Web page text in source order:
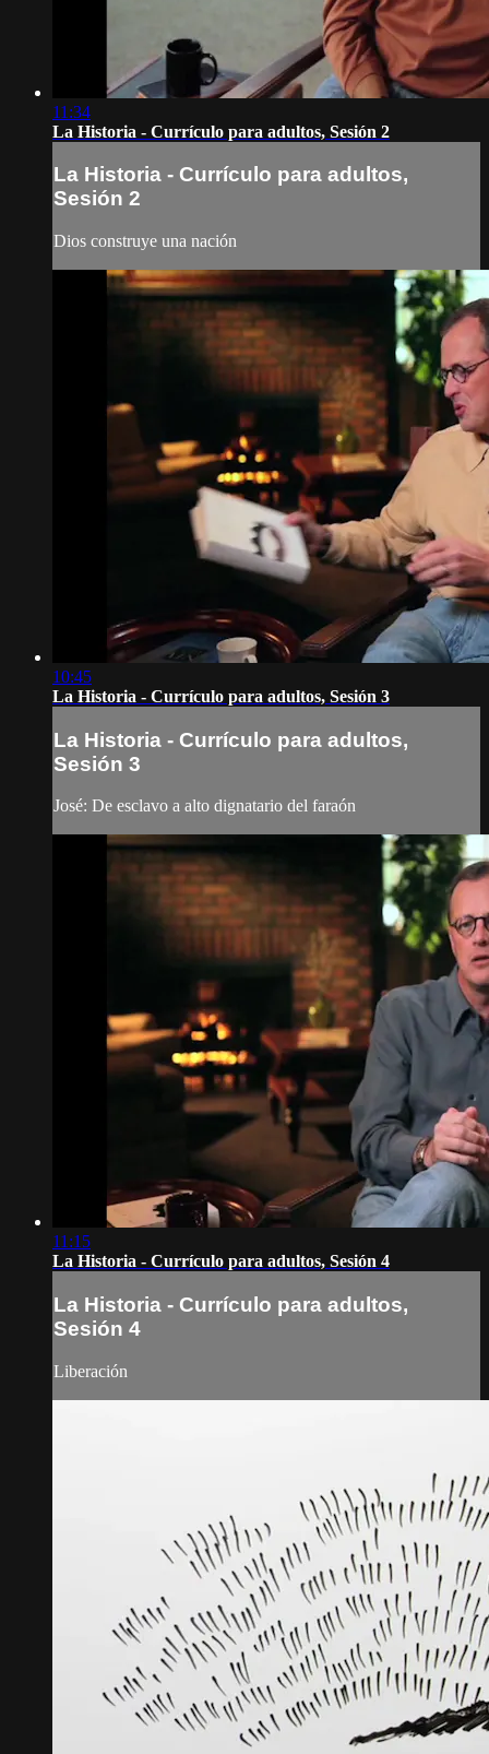
11:34
La Historia - Currículo para adultos, Sesión 2
La Historia - Currículo para adultos,
Sesión 2
Dios construye una nación
10:45
La Historia - Currículo para adultos, Sesión 3
La Historia - Currículo para adultos,
Sesión 3
José: De esclavo a alto dignatario del faraón
11:15
La Historia - Currículo para adultos, Sesión 4
La Historia - Currículo para adultos,
Sesión 4
Liberación